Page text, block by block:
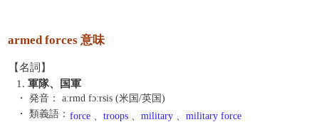
armed forces 意味
【名詞】
1. 軍隊、国軍
・ 発音：
aːrmd fɔːrsis (米国/英国)
・ 類義語： force 、 troops 、 military 、 military force